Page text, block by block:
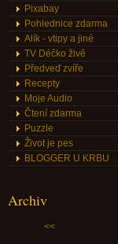
Pixabay
Pohlednice zdarma
Alík - vtipy a jiné
TV Déčko živě
Předveď zvíře
Recepty
Moje Audio
Čtení zdarma
Puzzle
Život je pes
BLOGGER U KRBU
Archiv
<<